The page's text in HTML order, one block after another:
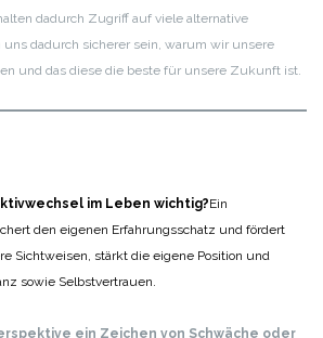
dadurch Zugriff auf viele alternative
dadurch sicherer sein, warum wir unsere
und das diese die beste für unsere Zukunft ist.
im Leben wichtig?Ein
den eigenen Erfahrungsschatz und fördert
Sichtweisen, stärkt die eigene Position und
sowie Selbstvertrauen.
ein Zeichen von Schwäche oder